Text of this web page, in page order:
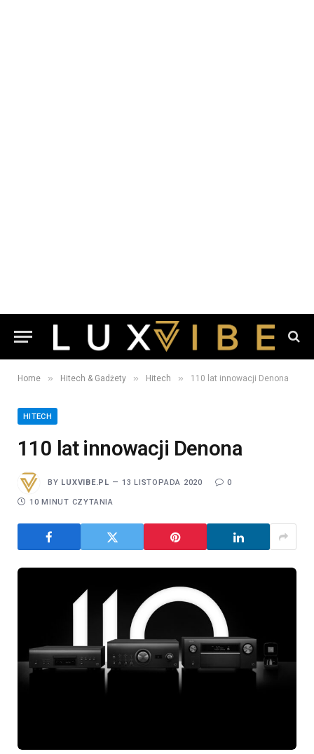
Home » Hitech & Gadżety » Hitech » 110 lat innowacji Denona
HITECH
110 lat innowacji Denona
BY LUXVIBE.PL 13 LISTOPADA 2020 0
10 MINUT CZYTANIA